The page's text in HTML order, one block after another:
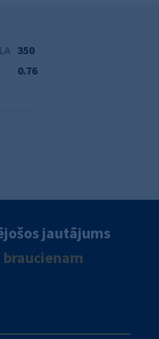
350
0.76
jautājums